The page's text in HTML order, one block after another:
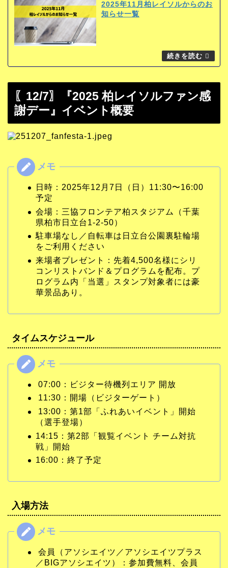
2025年11月柏レイソルからのお
知らせ一覧
〖12/7〗『2025 柏レイソルファン感
謝デー』イベント概要
日時：2025年12月7日（日）11:30〜16:00
予定
会場：三協フロンテア柏スタジアム（千葉
県柏市日立台1-2-50）
駐車場なし／自転車は日立台公園裏駐輪場
をご利用ください
来場者プレゼント：先着4,500名様にシリ
コンリストバンド＆プログラムを配布。プ
ログラム内「当選」スタンプ対象者には豪
華景品あり。
タイムスケジュール
07:00：ビジター待機列エリア 開放
11:30：開場（ビジターゲート）
13:00：第1部「ふれあいイベント」開始
（選手登場）
14:15：第2部「観覧イベント チーム対抗
戦」開始
16:00：終了予定
入場方法
会員（アソシエイツ／アソシエイツプラス
／BIGアソシエイツ）：参加費無料、会員